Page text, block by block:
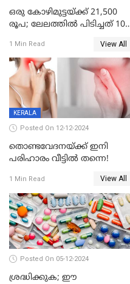
ഒരു കോഴിമുട്ടയ്ക്ക് 21,500
രൂപ; ലേലത്തിൽ പിടിച്ചത് 100
ലക്ഷണമൊത്ത ഒന്നിനെ
1 Min Read View All
KERALA
Posted On 12-12-2024
തൊണ്ടവേദനയ്ക്ക് ഇനി
പരിഹാരം വീട്ടിൽ തന്നെ!
1 Min Read View All
Posted On 05-12-2024
ശ്രദ്ധിക്കുക; ഈ